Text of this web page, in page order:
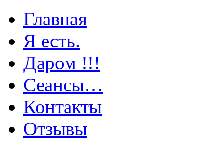
Главная
Я есть.
Даром !!!
Сеансы…
Контакты
Отзывы